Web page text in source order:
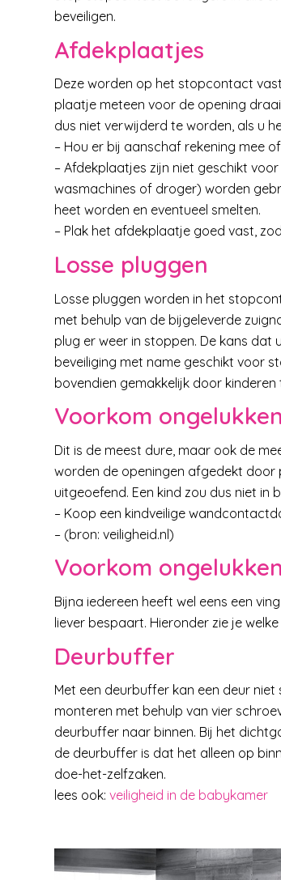
beveiligen.
Afdekplaatjes
Deze worden op het stopcontact
plaatje meteen voor de opening
dus niet verwijderd te worden, als u
– Hou er bij aanschaf rekening mee
– Afdekplaatjes zijn niet geschikt
wasmachines of droger) worden
heet worden en eventueel smelten.
– Plak het afdekplaatje goed vast,
Losse pluggen
Losse pluggen worden in het
met behulp van de bijgeleverde
plug er weer in stoppen. De kans dat
beveiliging met name geschikt voor
bovendien gemakkelijk door kinderen
Voorkom
Dit is de meest dure, maar ook de
worden de openingen afgedekt door
uitgeoefend. Een kind zou dus niet in
– Koop een kindveilige
– (bron: veiligheid.nl)
Voorkom
Bijna iedereen heeft wel eens een
liever bespaart. Hieronder zie je
Deurbuffer
Met een deurbuffer kan een deur
monteren met behulp van vier
deurbuffer naar binnen. Bij het
de deurbuffer is dat het alleen op
doe-het-zelfzaken.
lees ook: veiligheid in de babykamer